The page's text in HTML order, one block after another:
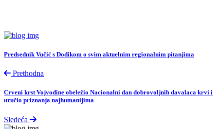
Predsednik Vučić s Dodikom o svim aktuelnim regionalnim pitanjima
Prethodna
Crveni krst Vojvodine obeležio Nacionalni dan dobrovoljnih davalaca krvi i
uručio priznanja najhumanijima
Sledeća